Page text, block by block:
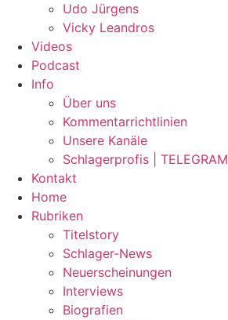
Udo Jürgens
Vicky Leandros
Videos
Podcast
Info
Über uns
Kommentarrichtlinien
Unsere Kanäle
Schlagerprofis | TELEGRAM
Kontakt
Home
Rubriken
Titelstory
Schlager-News
Neuerscheinungen
Interviews
Biografien